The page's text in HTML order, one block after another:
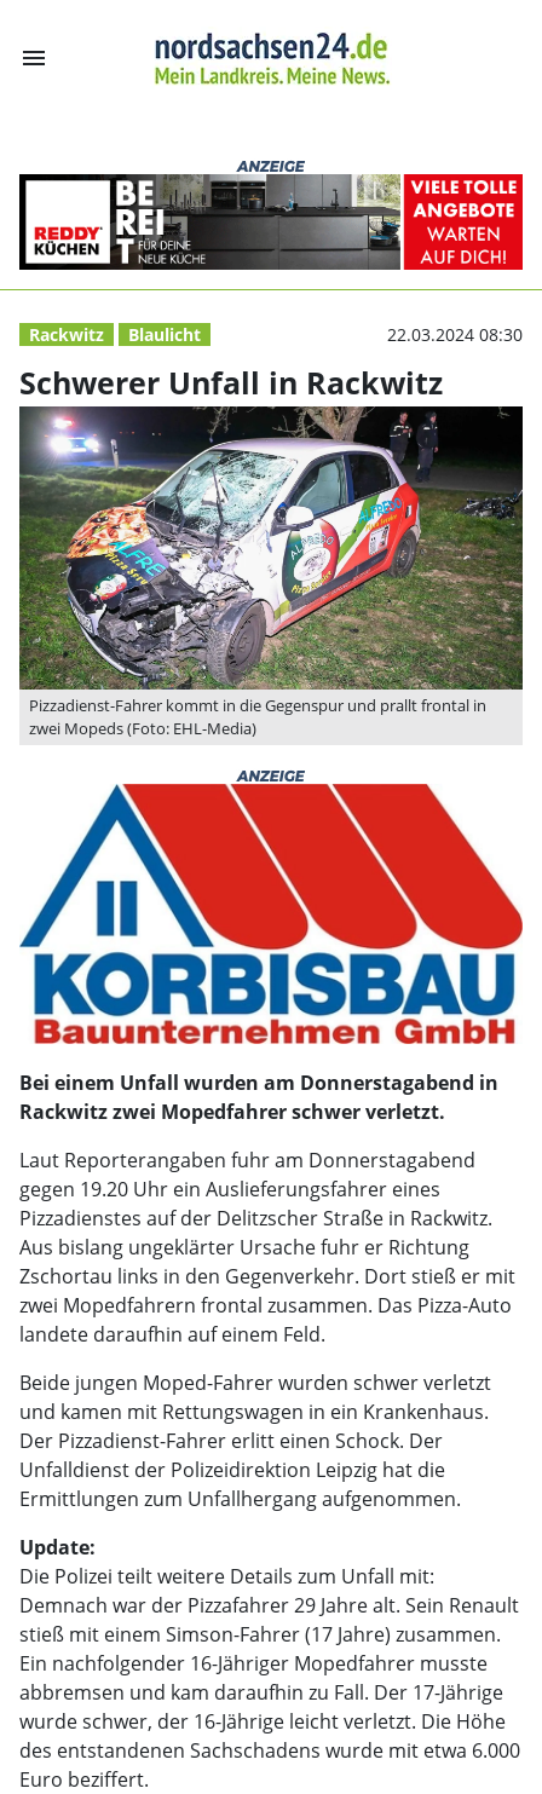
menu Schwerer
Rackwitz Blaulicht 22.03.2024 08:30
Schwerer Unfall in Rackwitz
Pizzadienst-Fahrer kommt in die Gegenspur und prallt frontal in
zwei Mopeds (Foto: EHL-Media)
Bei einem Unfall wurden am Donnerstagabend in
Rackwitz zwei Mopedfahrer schwer verletzt.
Laut Reporterangaben fuhr am Donnerstagabend
gegen 19.20 Uhr ein Auslieferungsfahrer eines
Pizzadienstes auf der Delitzscher Straße in Rackwitz.
Aus bislang ungeklärter Ursache fuhr er Richtung
Zschortau links in den Gegenverkehr. Dort stieß er mit
zwei Mopedfahrern frontal zusammen. Das Pizza-Auto
landete daraufhin auf einem Feld.
Beide jungen Moped-Fahrer wurden schwer verletzt
und kamen mit Rettungswagen in ein Krankenhaus.
Der Pizzadienst-Fahrer erlitt einen Schock. Der
Unfalldienst der Polizeidirektion Leipzig hat die
Ermittlungen zum Unfallhergang aufgenommen.
Update:
Die Polizei teilt weitere Details zum Unfall mit:
Demnach war der Pizzafahrer 29 Jahre alt. Sein Renault
stieß mit einem Simson-Fahrer (17 Jahre) zusammen.
Ein nachfolgender 16-Jähriger Mopedfahrer musste
abbremsen und kam daraufhin zu Fall. Der 17-Jährige
wurde schwer, der 16-Jährige leicht verletzt. Die Höhe
des entstandenen Sachschadens wurde mit etwa 6.000
Euro beziffert.